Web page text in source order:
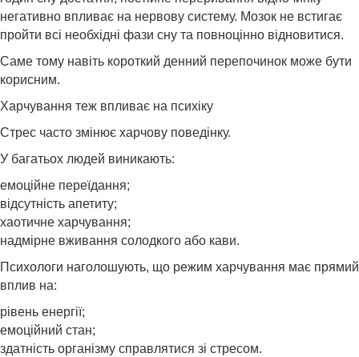
негативно впливає на нервову систему. Мозок не встигає
пройти всі необхідні фази сну та повноцінно відновитися.
Саме тому навіть короткий денний перепочинок може бути
корисним.
Харчування теж впливає на психіку
Стрес часто змінює харчову поведінку.
У багатьох людей виникають:
емоційне переїдання;
відсутність апетиту;
хаотичне харчування;
надмірне вживання солодкого або кави.
Психологи наголошують, що режим харчування має прямий
вплив на:
рівень енергії;
емоційний стан;
здатність організму справлятися зі стресом.